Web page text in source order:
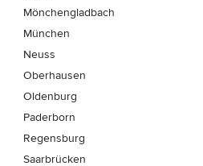
Mönchen­gladbach
München
Neuss
Oberhausen
Oldenburg
Paderborn
Regensburg
Saarbrücken